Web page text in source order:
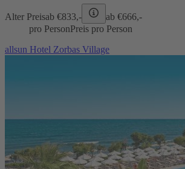
Alter Preisab €833,- ab €666,-
pro PersonPreis pro Person
allsun Hotel Zorbas Village